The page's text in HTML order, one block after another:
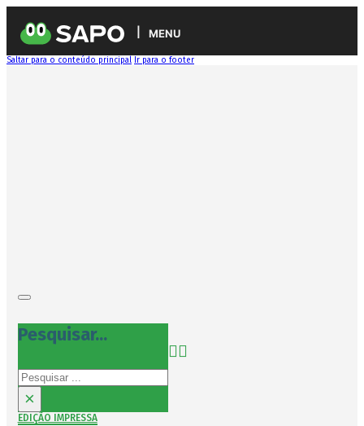
MENU
Saltar para o conteúdo principal Ir para o footer
Pesquisar...
Pesquisar
×
EDIÇÃO IMPRESSA